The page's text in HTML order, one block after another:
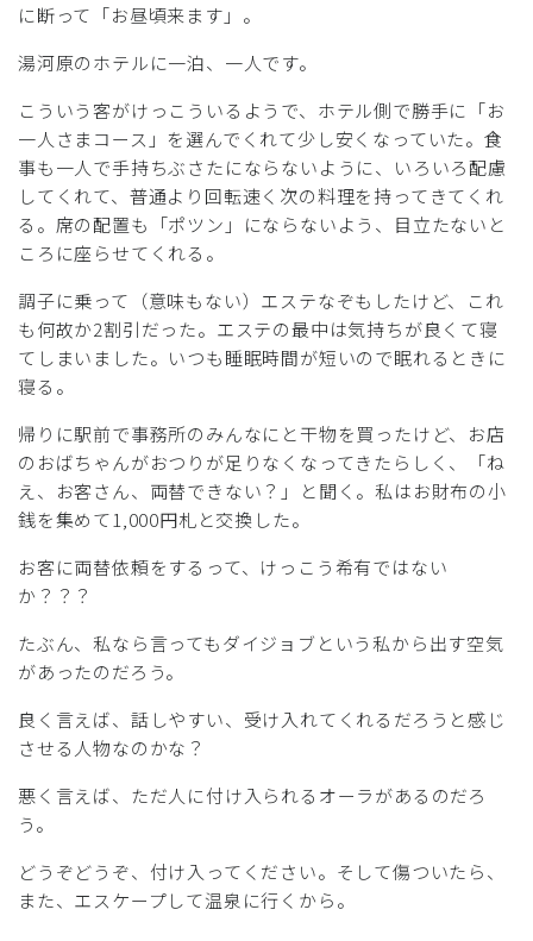
に断って「お昼頃来ます」。
湯河原のホテルに一泊、一人です。
こういう客がけっこういるようで、ホテル側で勝手に「お
一人さまコース」を選んでくれて少し安くなっていた。食
事も一人で手持ちぶさたにならないように、いろいろ配慮
してくれて、普通より回転速く次の料理を持ってきてくれ
る。席の配置も「ポツン」にならないよう、目立たないと
ころに座らせてくれる。
調子に乗って（意味もない）エステなぞもしたけど、これ
も何故か2割引だった。エステの最中は気持ちが良くて寝
てしまいました。いつも睡眠時間が短いので眠れるときに
寝る。
帰りに駅前で事務所のみんなにと干物を買ったけど、お店
のおばちゃんがおつりが足りなくなってきたらしく、「ね
え、お客さん、両替できない？」と聞く。私はお財布の小
銭を集めて1,000円札と交換した。
お客に両替依頼をするって、けっこう希有ではない
か？？？
たぶん、私なら言ってもダイジョブという私から出す空気
があったのだろう。
良く言えば、話しやすい、受け入れてくれるだろうと感じ
させる人物なのかな？
悪く言えば、ただ人に付け入られるオーラがあるのだろ
う。
どうぞどうぞ、付け入ってください。そして傷ついたら、
また、エスケープして温泉に行くから。